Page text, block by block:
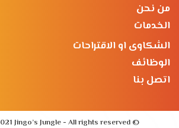
من نحن
الخدمات
الشكاوى او الاقتراحات
الوظائف
اتصل بنا
© Copyrights 2021 Jingo’s Jungle - All rights reserved.